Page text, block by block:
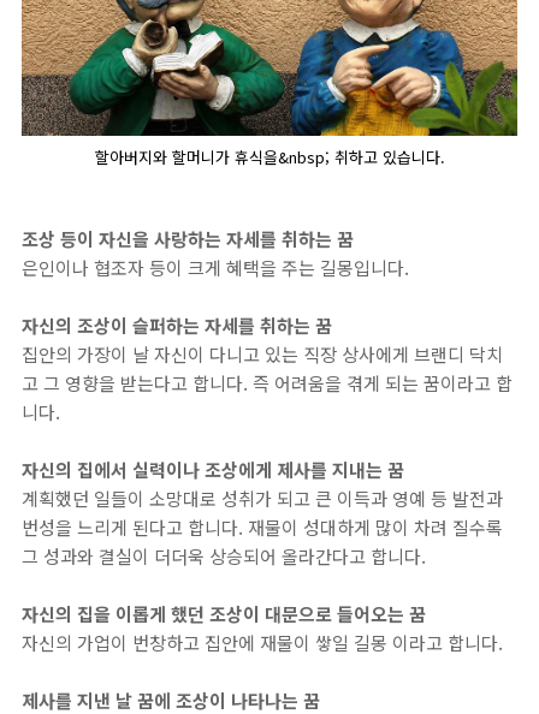
할아버지와 할머니가 휴식을&nbsp; 취하고 있습니다.
조상 등이 자신을 사랑하는 자세를 취하는 꿈
은인이나 협조자 등이 크게 혜택을 주는 길몽입니다.
자신의 조상이 슬퍼하는 자세를 취하는 꿈
집안의 가장이 날 자신이 다니고 있는 직장 상사에게 브랜디 닥치
고 그 영향을 받는다고 합니다. 즉 어려움을 겪게 되는 꿈이라고 합
니다.
자신의 집에서 실력이나 조상에게 제사를 지내는 꿈
계획했던 일들이 소망대로 성취가 되고 큰 이득과 영예 등 발전과
번성을 느리게 된다고 합니다. 재물이 성대하게 많이 차려 질수록
그 성과와 결실이 더더욱 상승되어 올라간다고 합니다.
자신의 집을 이롭게 했던 조상이 대문으로 들어오는 꿈
자신의 가업이 번창하고 집안에 재물이 쌓일 길몽 이라고 합니다.
제사를 지낸 날 꿈에 조상이 나타나는 꿈